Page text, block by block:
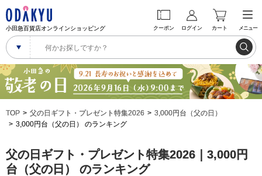
小田急百貨店オンラインショッピング クーポン ログイン カート メニュー
TOP 父の日ギフト・プレゼント特集2026
3,000円台（父の日）
3,000円台（父の日） のランキング
父の日ギフト・プレゼント特集2026｜3,000円
台（父の日） のランキング